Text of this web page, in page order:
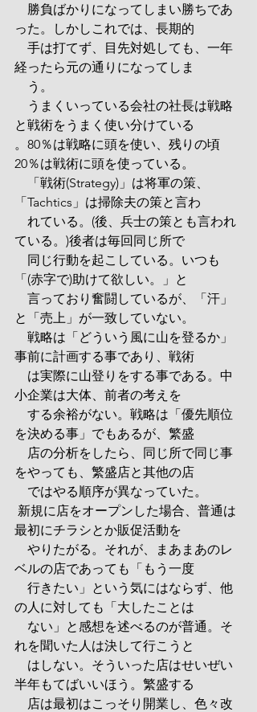
勝負ばかりになってしまい勝ちであ
った。しかしこれでは、長期的
手は打てず、目先対処しても、一年
経ったら元の通りになってしま
う。
うまくいっている会社の社長は戦略
と戦術をうまく使い分けている
。80％は戦略に頭を使い、残りの頃
20％は戦術に頭を使っている。
「戦術(Strategy)」は将軍の策、
「Tachtics」は掃除夫の策と言わ
れている。(後、兵士の策とも言われ
ている。)後者は毎回同じ所で
同じ行動を起こしている。いつも
「(赤字で)助けて欲しい。」と
言っており奮闘しているが、「汗」
と「売上」が一致していない。
戦略は「どういう風に山を登るか」
事前に計画する事であり、戦術
は実際に山登りをする事である。中
小企業は大体、前者の考えを
する余裕がない。戦略は「優先順位
を決める事」でもあるが、繁盛
店の分析をしたら、同じ所で同じ事
をやっても、繁盛店と其他の店
ではやる順序が異なっていた。
最初にチラシとか販促活動を
やりたがる。それが、まあまあのレ
ベルの店であっても「もう一度
行きたい」という気にはならず、他
の人に対しても「大したことは
ない」と感想を述べるのが普通。そ
れを聞いた人は決して行こうと
はしない。そういった店はせいぜい
半年もてばいいほう。繁盛する
店は最初はこっそり開業し、色々改